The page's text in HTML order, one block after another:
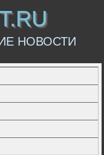
НОВОСТИ